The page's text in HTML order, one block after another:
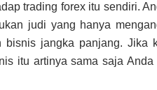
trading forex itu sendiri.
judi yang hanya
jangka panjang. Jika
itu artinya sama saja